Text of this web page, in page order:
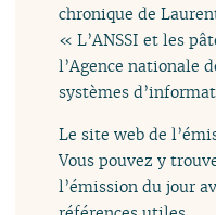
chronique de
« L’ANSSI et les
l’Agence nationale
systèmes
Le site web de
Vous pouvez y
l’émission du jour